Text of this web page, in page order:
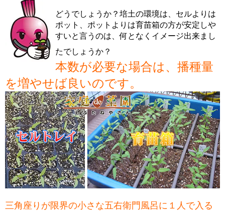
どうでしょうか？培土の環境は、セルよりは
ポット、ポットよりは育苗箱の方が安定しや
すいと言うのは、何となくイメージ出来まし
たでしょうか？
本数が必要な場合は、播種量
を増やせば良いのです。
三角座りが限界の小さな五右衛門風呂に１人で入る